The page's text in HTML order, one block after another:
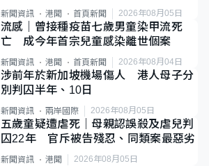
類案最惡劣
新聞資訊 港聞 首頁新聞 2026年08月05日
流感｜曾接種疫苗七歲男童染甲流死
亡 成今年首宗兒童感染離世個案
新聞資訊 港聞 首頁新聞 2026年08月04日
涉前年於新加坡機場傷人 港人母子分
別判囚半年、10日
新聞資訊 兩岸國際 2026年08月05日
五歲童疑遭虐死｜母親認誤殺及虐兒判
囚22年 官斥被告殘忍、同類案最惡劣
新聞資訊 港聞 2026年08月05日